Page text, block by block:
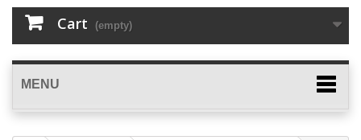
Cart (empty)
MENU